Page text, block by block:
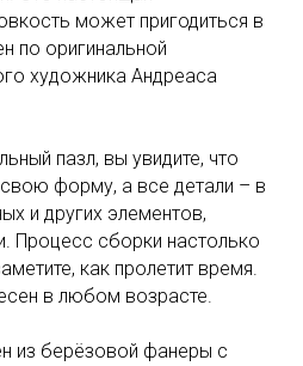
может пригодиться в
по оригинальной
художника Андреаса
пазл, вы увидите, что
форму, а все детали – в
и других элементов,
Процесс сборки настолько
как пролетит время.
в любом возрасте.
из берёзовой фанеры с